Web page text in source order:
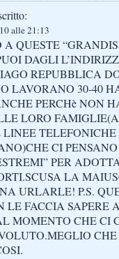
alle 21:13
QUESTE
DAGLI
REPUBBLICA
LAVORANO 30-40
PERCHè NON
LORO
CI
PER
LA
URLARLE! P.S.
LE FACCIA SAPERE
MOMENTO CHE CI